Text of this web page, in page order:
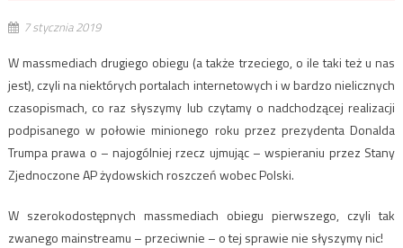
7 stycznia 2019
W massmediach drugiego obiegu (a także trzeciego, o ile taki też u nas
jest), czyli na niektórych portalach internetowych i w bardzo nielicznych
czasopismach, co raz słyszymy lub czytamy o nadchodzącej realizacji
podpisanego w połowie minionego roku przez prezydenta Donalda
Trumpa prawa o – najogólniej rzecz ujmując – wspieraniu przez Stany
Zjednoczone AP żydowskich roszczeń wobec Polski.
W szerokodostępnych massmediach obiegu pierwszego, czyli tak
zwanego mainstreamu – przeciwnie – o tej sprawie nie słyszymy nic!